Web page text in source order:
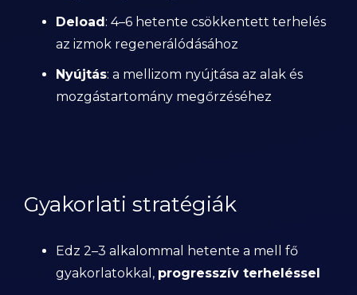
Deload: 4–6 hetente csökkentett terhelés
az izmok regenerálódásához
Nyújtás: a mellizom nyújtása az alak és
mozgástartomány megőrzéséhez
Gyakorlati stratégiák
Edz 2–3 alkalommal hetente a mell fő
gyakorlatokkal, progresszív terheléssel